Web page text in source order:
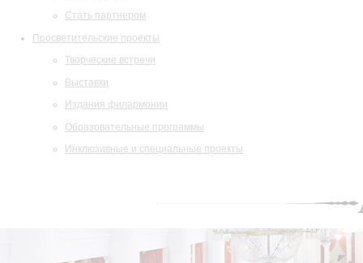
Стать партнером
Просветительские проекты
Творческие встречи
Выставки
Издания филармонии
Образовательные программы
Инклюзивные и специальные проекты